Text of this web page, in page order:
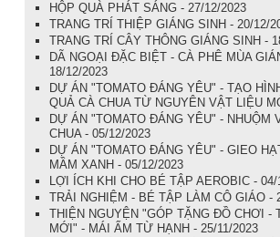
HỘP QUÀ PHÁT SÁNG - 27/12/2023
TRANG TRÍ THIỆP GIÁNG SINH - 20/12/
TRANG TRÍ CÂY THÔNG GIÁNG SINH -
DÃ NGOẠI ĐẶC BIỆT - CÀ PHÊ MÙA
18/12/2023
DỰ ÁN "TOMATO ĐÁNG YÊU" - TẠO
QUẢ CÀ CHUA TỪ NGUYÊN VẬT LIỆU
DỰ ÁN "TOMATO ĐÁNG YÊU" - NHUỘM
CHUA - 05/12/2023
DỰ ÁN "TOMATO ĐÁNG YÊU" - GIEO
MẦM XANH - 05/12/2023
LỢI ÍCH KHI CHO BÉ TẬP AEROBIC - 04/
TRẢI NGHIỆM - BÉ TẬP LÀM CÔ GIÁO -
THIỆN NGUYỆN "GÓP TẶNG ĐỒ CHƠI -
MỚI" - MÁI ẤM TỪ HẠNH - 25/11/2023